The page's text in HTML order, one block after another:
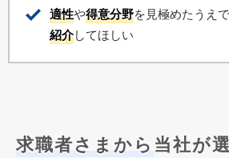
適性や得意分野を見極めたうえで
紹介してほしい
求職者さまから 当社が